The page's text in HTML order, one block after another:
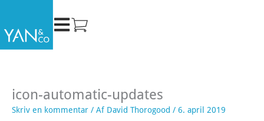
indholdet
icon-automatic-updates
Skriv en kommentar / Af David Thorogood / 6. april 2019